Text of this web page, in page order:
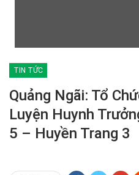
TIN TỨC
Quảng Ngãi: Tổ
Luyện Huynh
5 – Huyền Trang 3